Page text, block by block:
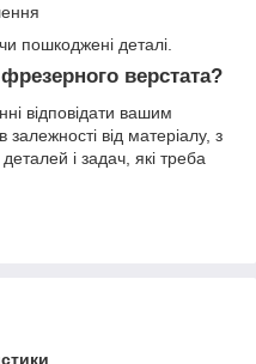
пошкоджені деталі.
верстата?
відповідати вашим
від матеріалу, з
і задач, які треба